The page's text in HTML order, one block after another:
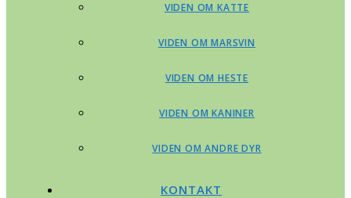
VIDEN OM KATTE
VIDEN OM MARSVIN
VIDEN OM HESTE
VIDEN OM KANINER
VIDEN OM ANDRE DYR
KONTAKT